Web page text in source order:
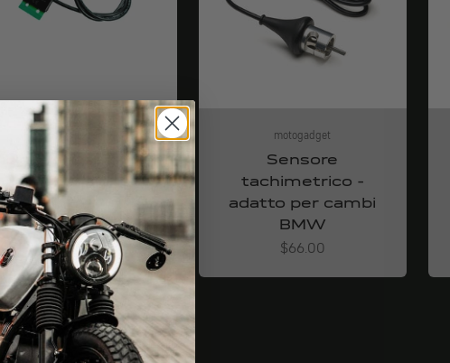
motogadget
Pickup del segnale
di accensione
Angebot
$77.00
motogadget
Sensore
tachimetrico -
adatto per cambi
BMW
Angebot
$66.00